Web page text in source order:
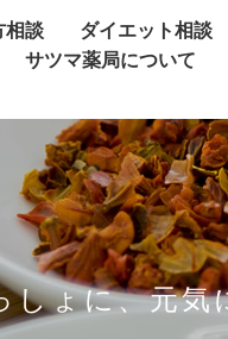
相談 ダイエット相談
サツマ薬局について
しょに、元気